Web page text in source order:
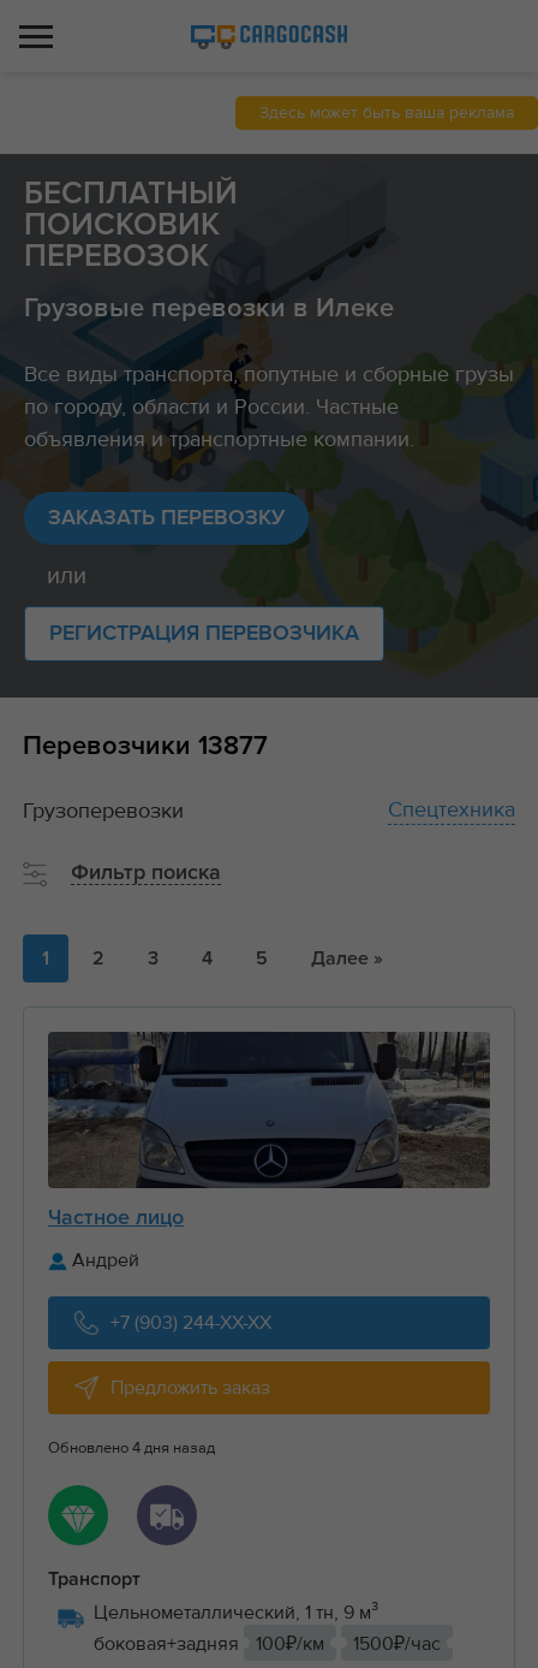
Здесь может быть ваша реклама
БЕСПЛАТНЫЙ
ПОИСКОВИК
ПЕРЕВОЗОК
Грузовые перевозки в Илеке
Все виды транспорта, попутные и сборные грузы
по городу, области и России. Частные
объявления и транспортные компании.
ЗАКАЗАТЬ ПЕРЕВОЗКУ
или
РЕГИСТРАЦИЯ ПЕРЕВОЗЧИКА
Перевозчики 13877
1 2 3 4 5 Далее »
Частное лицо
Андрей
+7 (903) 244-XX-XX
Предложить заказ
Обновлено 4 дня назад
Транспорт
Цельнометаллический, 1 тн, 9 м³
боковая+задняя
100₽/км 1500₽/час
Грузоперевозки Спецтехника
Фильтр поиска